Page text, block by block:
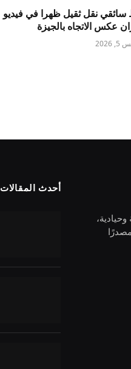
نقل ثقيل ظهرا في فيديو
عكس الاتجاه بالجيزة
أحدث المقالات